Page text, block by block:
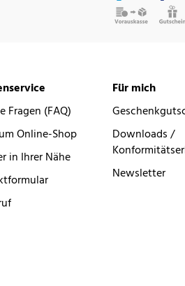
Fragen (FAQ)
Online-Shop
in Ihrer Nähe
Für mich
Downloads /
Newsletter